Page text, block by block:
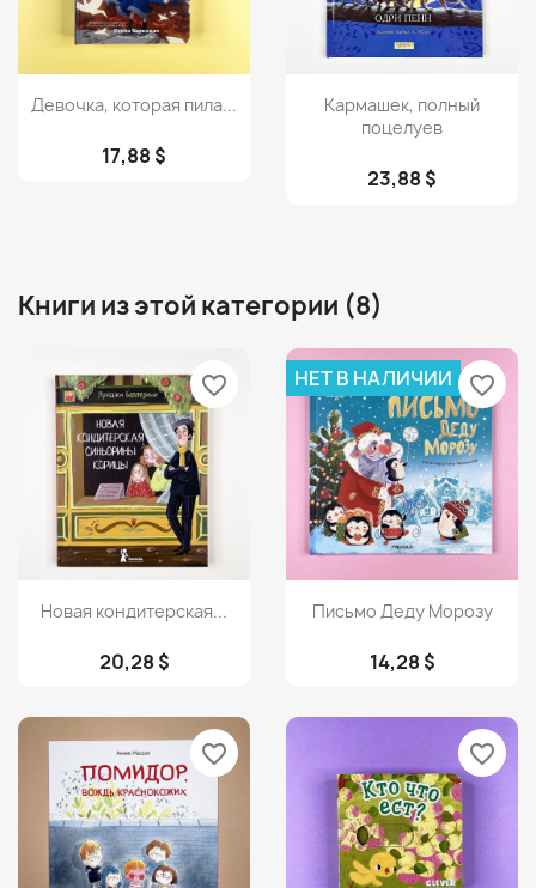
Просмотр
Девочка, которая пила...
17,88 $
Просмотр
Кармашек, полный
поцелуев
23,88 $
Книги из этой категории (8)
Просмотр
Новая кондитерская...
20,28 $
favorite_border
Просмотр
Письмо Деду Морозу
14,28 $
НЕТ В НАЛИЧИИ favorite_border
favorite_border favorite_border